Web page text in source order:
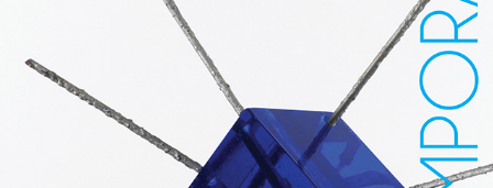
SAUVETERRE DE ROUERGUE 2017